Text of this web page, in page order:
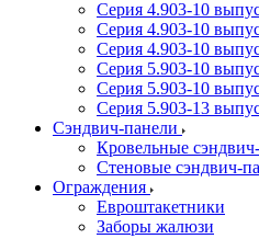
Серия 4.903-10
Серия 4.903-10
Серия 4.903-10
Серия 5.903-10
Серия 5.903-10
Серия 5.903-13
Сэндвич-панели
Кровельные
Стеновые сэндвич-
Ограждения
Евроштакетники
Заборы жалюзи